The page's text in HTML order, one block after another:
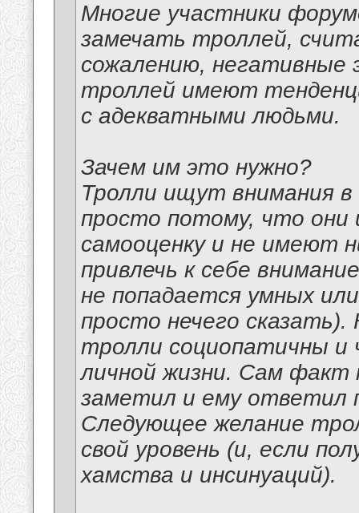
Многие участники
замечать троллей,
сожалению, негативные
троллей имеют
с адекватными людьми.
Зачем им это нужно?
Тролли ищут внимания
просто потому, что они
самооценку и не имеют
привлечь к себе
не попадается умных
просто нечего сказать).
тролли социопатичны
личной жизни. Сам
заметил и ему ответил
Следующее желание
свой уровень (и, если
хамства и инсинуаций).